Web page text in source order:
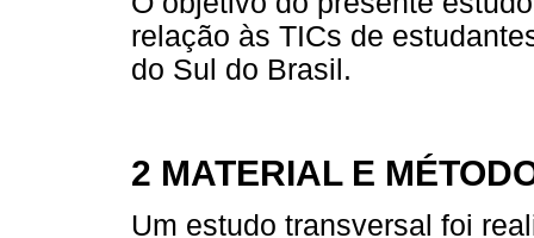
relação às TICs de
do Sul do Brasil.
2 MATERIAL E
Um estudo transversal foi